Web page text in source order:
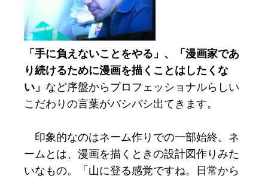
「手に負えないことをやる」、「漫画家であ
り続けるために漫画を描くことはしたくな
い」 など序盤からプロフェッショナルらしい
こだわりの言葉がバシバシ出てきます。
印象的なのはネーム作りでの一部始終。ネ
ームとは、漫画を描くときの設計図作りみた
いなもの。「山に登る感覚ですね。日常から